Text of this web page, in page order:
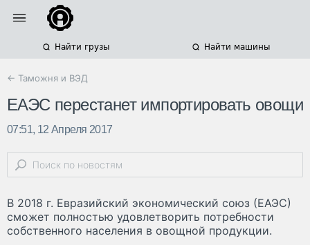
Найти грузы Найти машины
← Таможня и ВЭД
ЕАЭС перестанет импортировать овощи
07:51, 12 Апреля 2017
В 2018 г. Евразийский экономический союз (ЕАЭС)
сможет полностью удовлетворить потребности
собственного населения в овощной продукции.